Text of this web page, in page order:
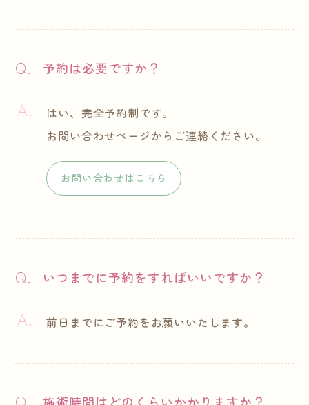
予約は必要ですか？
はい、完全予約制です。
お問い合わせページからご連絡ください。
お問い合わせはこちら
いつまでに予約をすればいいですか？
前日までにご予約をお願いいたします。